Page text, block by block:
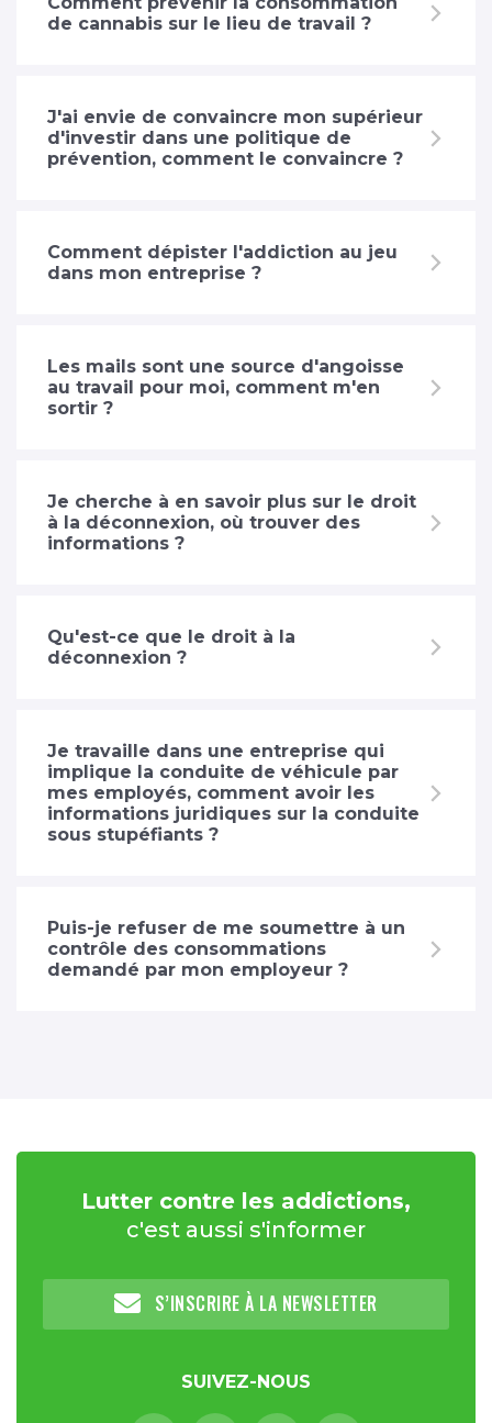
de cannabis sur le lieu de travail ?
J'ai envie de convaincre mon supérieur
d'investir dans une politique de
prévention, comment le convaincre ?
Comment dépister l'addiction au jeu
dans mon entreprise ?
Les mails sont une source d'angoisse
au travail pour moi, comment m'en
sortir ?
Je cherche à en savoir plus sur le droit
à la déconnexion, où trouver des
informations ?
Qu'est-ce que le droit à la
déconnexion ?
Je travaille dans une entreprise qui
implique la conduite de véhicule par
mes employés, comment avoir les
informations juridiques sur la conduite
sous stupéfiants ?
Puis-je refuser de me soumettre à un
contrôle des consommations
demandé par mon employeur ?
Lutter contre les addictions,
c'est aussi s'informer
S’INSCRIRE À LA NEWSLETTER
SUIVEZ-NOUS